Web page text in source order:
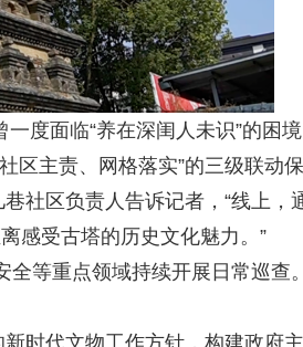
面临“养在深闺人未识”的困
主责、网格落实”的三级联动保
区负责人告诉记者，“线上，
感受古塔的历史文化魅力。”
等重点领域持续开展日常巡查
代文物工作方针，构建政府